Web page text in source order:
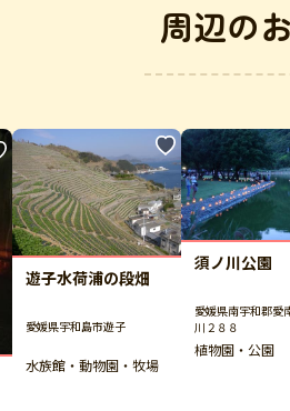
周辺の
遊子水荷浦の段畑
愛媛県宇和島市遊子
水族館・動物園・牧場
須ノ川公園
愛媛県南宇和郡愛
川２８８
植物園・公園